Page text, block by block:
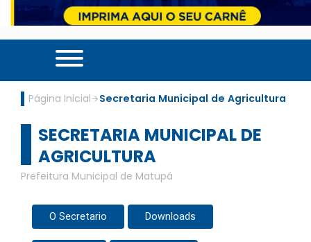
Página Inicial Secretaria Municipal de Agricultura
SECRETARIA MUNICIPAL DE
AGRICULTURA
Prefeitura Municipal de Matupá
O Secretario Downloads